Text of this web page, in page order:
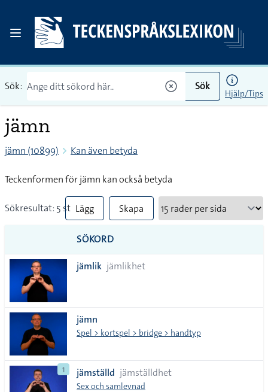
Sök: Sök
Hjälp/Tips
jämn
jämn (10899) Kan även betyda
Teckenformen för jämn kan också betyda
Sökresultat: 5 st Lägg
till
alla i
Skapa
SÖKORD
jämlik jämlikhet
jämn
Spel > kortspel > bridge > handtyp
1 jämställd jämställdhet
Sex och samlevnad